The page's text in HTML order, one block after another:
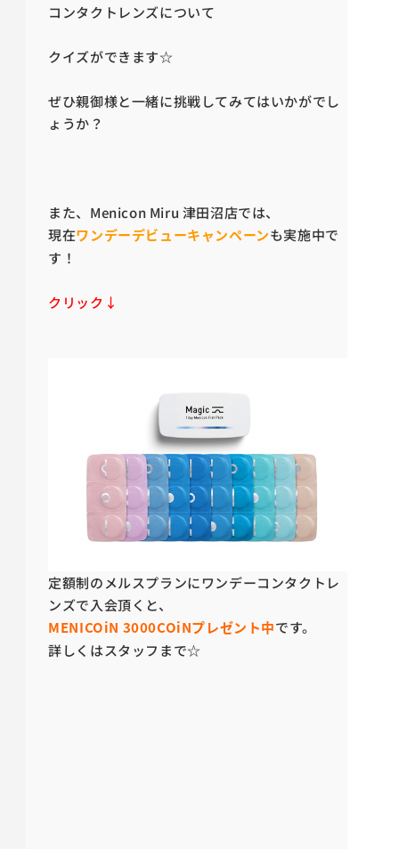
コンタクトレンズについて
クイズができます☆
ぜひ親御様と一緒に挑戦してみてはいかがでし
ょうか？
また、Menicon Miru 津田沼店では、
現在ワンデーデビューキャンペーンも実施中で
す！
クリック↓
定額制のメルスプランにワンデーコンタクトレ
ンズで入会頂くと、
MENICOiN 3000COiNプレゼント中です。
詳しくはスタッフまで☆